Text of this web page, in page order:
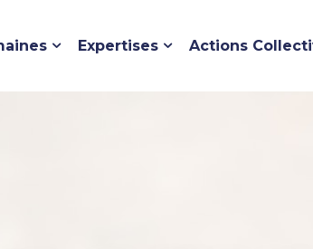
Expertises Actions